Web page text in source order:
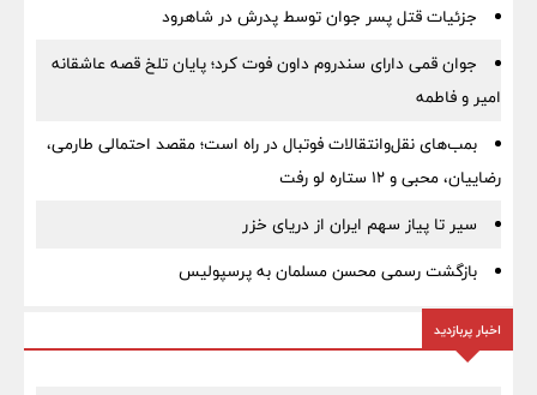
جزئیات قتل پسر جوان توسط پدرش در شاهرود
جوان قمی دارای سندروم داون فوت کرد؛ پایان تلخ قصه عاشقانه
امیر و فاطمه
بمب‌های نقل‌وانتقالات فوتبال در راه است؛ مقصد احتمالی طارمی،
رضاییان، محبی و ۱۲ ستاره لو رفت
سیر تا پیاز سهم ایران از دریای خزر
بازگشت رسمی محسن مسلمان به پرسپولیس
اخبار پربازدید